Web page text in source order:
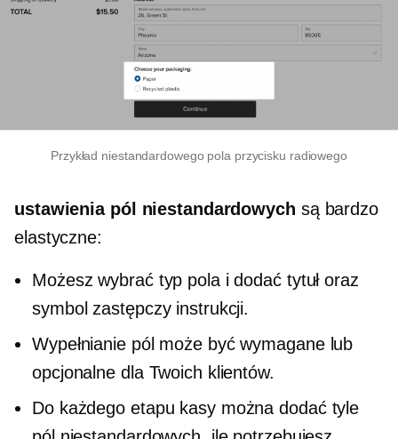
Przykład niestandardowego pola przycisku radiowego
ustawienia pól niestandardowych są bardzo
elastyczne:
Możesz wybrać typ pola i dodać tytuł oraz
symbol zastępczy instrukcji.
Wypełnianie pól może być wymagane lub
opcjonalne dla Twoich klientów.
Do każdego etapu kasy można dodać tyle